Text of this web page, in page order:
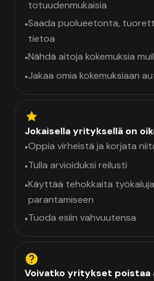
totuudenmukaisia
•Saada puolueetonta,
tietoa
•Nähdä aitoja kokemuksia
•Jakaa omia kokemuksiaan
Jokaisella yrityksellä on
•Oppia virheistä ja korjata
•Tulla arvioiduksi reilusti
•Käyttää tehokkaita
parantamiseen
•Tuoda esiin vahvuutensa
Voivatko yritykset poistaa